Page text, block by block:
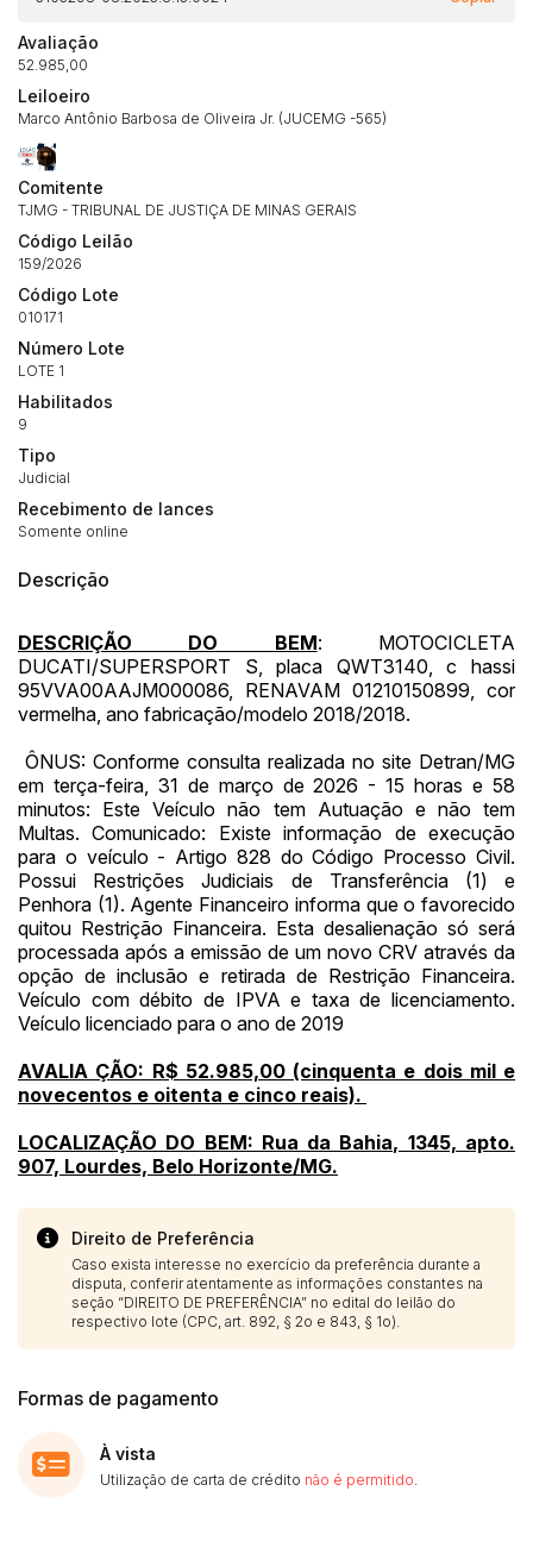
Avaliação
52.985,00
Leiloeiro
Marco Antônio Barbosa de Oliveira Jr. (JUCEMG -565)
Comitente
TJMG - TRIBUNAL DE JUSTIÇA DE MINAS GERAIS
Código Leilão
159/2026
Código Lote
010171
Número Lote
LOTE 1
Habilitados
9
Tipo
Judicial
Recebimento de lances
Somente online
Descrição
DESCRIÇÃO DO BEM: MOTOCICLETA
DUCATI/SUPERSPORT S, placa QWT3140, c hassi
95VVA00AAJM000086, RENAVAM 01210150899, cor
vermelha, ano fabricação/modelo 2018/2018.
ÔNUS: Conforme consulta realizada no site Detran/MG
em terça-feira, 31 de março de 2026 - 15 horas e 58
minutos: Este Veículo não tem Autuação e não tem
Multas. Comunicado: Existe informação de execução
para o veículo - Artigo 828 do Código Processo Civil.
Possui Restrições Judiciais de Transferência (1) e
Penhora (1). Agente Financeiro informa que o favorecido
quitou Restrição Financeira. Esta desalienação só será
processada após a emissão de um novo CRV através da
opção de inclusão e retirada de Restrição Financeira.
Veículo com débito de IPVA e taxa de licenciamento.
Veículo licenciado para o ano de 2019
AVALIA ÇÃO: R$ 52.985,00 (cinquenta e dois mil e
novecentos e oitenta e cinco reais).
LOCALIZAÇÃO DO BEM: Rua da Bahia, 1345, apto.
907, Lourdes, Belo Horizonte/MG.
Direito de Preferência
Caso exista interesse no exercício da preferência durante a
disputa, conferir atentamente as informações constantes na
seção “DIREITO DE PREFERÊNCIA” no edital do leilão do
respectivo lote (CPC, art. 892, § 2o e 843, § 1o).
Formas de pagamento
À vista
Utilização de carta de crédito não é permitido
Envie sua Proposta
14/04/2025 18:43:11
Habilite-se para efetuar lances ou
propostas